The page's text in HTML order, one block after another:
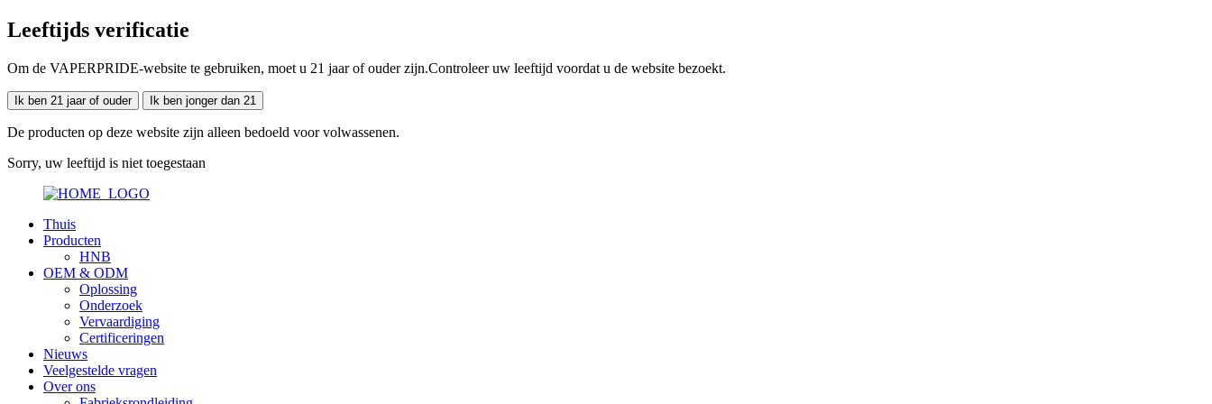
Leeftijds verificatie
Om de VAPERPRIDE-website te gebruiken, moet u 21 jaar of ouder zijn.Controleer uw leeftijd voordat u de website bezoekt.
Ik ben 21 jaar of ouder Ik ben jonger dan 21
De producten op deze website zijn alleen bedoeld voor volwassenen.
Sorry, uw leeftijd is niet toegestaan
Thuis
Producten
HNB
OEM & ODM
Oplossing
Onderzoek
Vervaardiging
Certificeringen
Nieuws
Veelgestelde vragen
Over ons